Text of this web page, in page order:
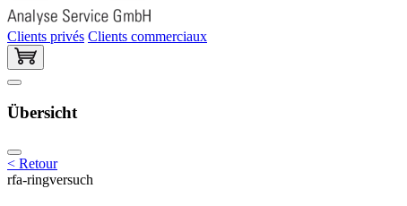
Clients privés Clients commerciaux
Übersicht
< Retour
rfa-ringversuch